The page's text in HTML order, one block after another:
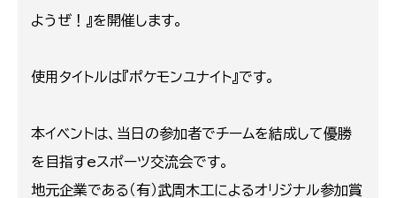
ようぜ！』を開催します。
使用タイトルは『ポケモンユナイト』です。
本イベントは、当日の参加者でチームを結成して優勝
を目指すeスポーツ交流会です。
地元企業である（有）武周木工によるオリジナル参加賞